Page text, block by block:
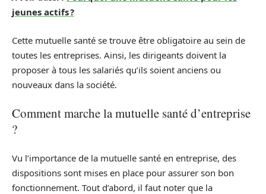
jeunes actifs ?
Cette mutuelle santé se trouve être obligatoire au sein de
toutes les entreprises. Ainsi, les dirigeants doivent la
proposer à tous les salariés qu’ils soient anciens ou
nouveaux dans la société.
Comment marche la mutuelle santé d’entreprise
?
Vu l’importance de la mutuelle santé en entreprise, des
dispositions sont mises en place pour assurer son bon
fonctionnement. Tout d’abord, il faut noter que la